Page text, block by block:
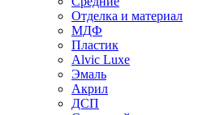
Отделка и материал
МДФ
Пластик
Alvic Luxe
Эмаль
Акрил
ДСП